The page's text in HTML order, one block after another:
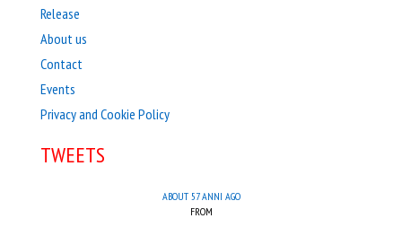
Release
About us
Contact
Events
Privacy and Cookie Policy
TWEETS
ABOUT 57 ANNI AGO
FROM